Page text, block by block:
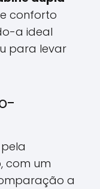
conforto
a ideal
para levar
com um
a